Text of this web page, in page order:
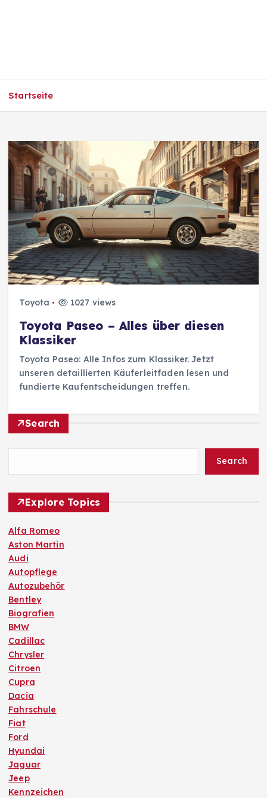
Startseite
Toyota 1027 views
Toyota Paseo – Alles über diesen
Klassiker
Toyota Paseo: Alle Infos zum Klassiker. Jetzt
unseren detaillierten Käuferleitfaden lesen und
fundierte Kaufentscheidungen treffen.
Search
Search
Explore Topics
Alfa Romeo
Aston Martin
Audi
Autopflege
Autozubehör
Bentley
Biografien
BMW
Cadillac
Chrysler
Citroen
Cupra
Dacia
Fahrschule
Fiat
Ford
Hyundai
Jaguar
Jeep
Kennzeichen